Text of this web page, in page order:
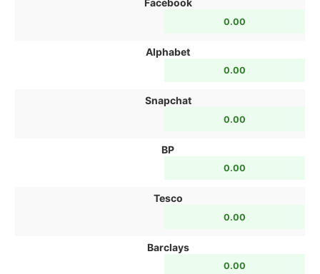
Facebook
0.00
Alphabet
0.00
Snapchat
0.00
BP
0.00
Tesco
0.00
Barclays
0.00